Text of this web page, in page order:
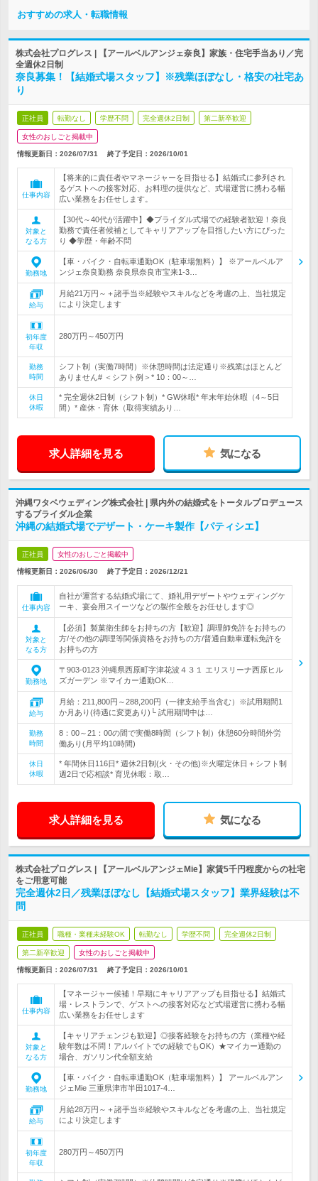
おすすめの求人・転職情報
株式会社プログレス | 【アールベルアンジェ奈良】家族・住宅手当あり／完
全週休2日制
奈良募集！【結婚式場スタッフ】※残業ほぼなし・格安の社宅あ
り
正社員 転勤なし 学歴不問 完全週休2日制 第二新卒歓迎
女性のおしごと掲載中
情報更新日：2026/07/31 終了予定日： 2026/10/01
仕事内容
【将来的に責任者やマネージャーを目指せる】結婚式に参列され
るゲストへの接客対応、お料理の提供など、式場運営に携わる幅
広い業務をお任せします。
対象と
なる方
【30代～40代が活躍中】◆ブライダル式場での経験者歓迎！奈良
勤務で責任者候補としてキャリアアップを目指したい方にぴった
り ◆学歴・年齢不問
勤務地
【車・バイク・自転車通勤OK（駐車場無料）】 ※アールベルア
ンジェ奈良勤務 奈良県奈良市宝来1-3…
給与
月給21万円～＋諸手当※経験やスキルなどを考慮の上、当社規定
により決定します
初年度
年収
280万円～450万円
勤務
時間
シフト制（実働7時間）※休憩時間は法定通り※残業はほとんど
ありません# ＜シフト例＞* 10：00～…
休日
休暇
* 完全週休2日制（シフト制）* GW休暇* 年末年始休暇（4～5日
間）* 産休・育休（取得実績あり…
求人詳細を見る 気になる
沖縄ワタベウェディング株式会社 | 県内外の結婚式をトータルプロデュース
するブライダル企業
沖縄の結婚式場でデザート・ケーキ製作【パティシエ】
正社員 女性のおしごと掲載中
情報更新日：2026/06/30 終了予定日： 2026/12/21
仕事内容
自社が運営する結婚式場にて、婚礼用デザートやウェディングケ
ーキ、宴会用スイーツなどの製作全般をお任せします◎
対象と
なる方
【必須】製菓衛生師をお持ちの方【歓迎】調理師免許をお持ちの
方/その他の調理等関係資格をお持ちの方/普通自動車運転免許を
お持ちの方
勤務地
〒903-0123 沖縄県西原町字津花波４３１ エリスリーナ西原ヒル
ズガーデン ※マイカー通勤OK…
給与
月給：211,800円～288,200円（一律支給手当含む）※試用期間1
か月あり(待遇に変更あり)└ 試用期間中は…
勤務
時間
8：00～21：00の間で実働8時間（シフト制）休憩60分時間外労
働あり(月平均10時間)
休日
休暇
* 年間休日116日* 週休2日制(火・その他)※火曜定休日＋シフト制
週2日で応相談* 育児休暇：取…
求人詳細を見る 気になる
株式会社プログレス | 【アールベルアンジェMie】家賃5千円程度からの社宅
をご用意可能
完全週休2日／残業ほぼなし【結婚式場スタッフ】業界経験は不
問
正社員 職種・業種未経験OK 転勤なし 学歴不問 完全週休2日制
第二新卒歓迎 女性のおしごと掲載中
情報更新日：2026/07/31 終了予定日： 2026/10/01
仕事内容
【マネージャー候補！早期にキャリアアップも目指せる】結婚式
場・レストランで、ゲストへの接客対応など式場運営に携わる幅
広い業務をお任せします
対象と
なる方
【キャリアチェンジも歓迎】◎接客経験をお持ちの方（業種や経
験年数は不問！アルバイトでの経験でもOK）★マイカー通勤の
場合、ガソリン代全額支給
勤務地
【車・バイク・自転車通勤OK（駐車場無料）】 アールベルアン
ジェMie 三重県津市半田1017-4…
給与
月給28万円～＋諸手当※経験やスキルなどを考慮の上、当社規定
により決定します
初年度
年収
280万円～450万円